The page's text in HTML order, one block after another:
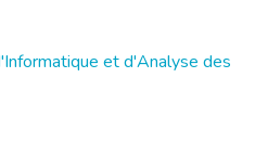
et d'Analyse des